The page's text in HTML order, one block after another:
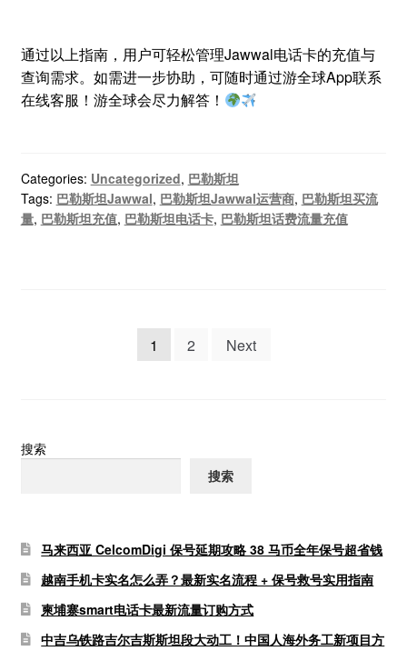
通过以上指南，用户可轻松管理Jawwal电话卡的充值与
查询需求。如需进一步协助，可随时通过游全球App联系
在线客服！游全球会尽力解答！
Categories: Uncategorized, 巴勒斯坦
Tags: 巴勒斯坦Jawwal, 巴勒斯坦Jawwal运营商, 巴勒斯坦买流
量, 巴勒斯坦充值, 巴勒斯坦电话卡, 巴勒斯坦话费流量充值
页
1 2 Next
搜索
搜索
马来西亚 CelcomDigi 保号延期攻略 38 马币全年保号超省钱
越南手机卡实名怎么弄？最新实名流程 + 保号救号实用指南
柬埔寨smart电话卡最新流量订购方式
中吉乌铁路吉尔吉斯斯坦段大动工！中国人海外务工新项目方